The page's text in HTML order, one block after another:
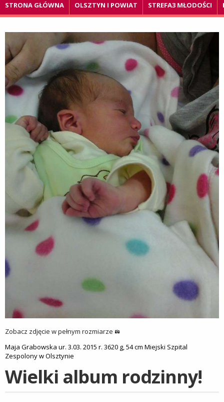
STRONA GŁÓWNA OLSZTYN I POWIAT STREFA3 MŁODOŚCI
Zobacz zdjęcie w pełnym rozmiarze
Maja Grabowska ur. 3.03. 2015 r. 3620 g, 54 cm Miejski Szpital
Zespolony w Olsztynie
Wielki album rodzinny!